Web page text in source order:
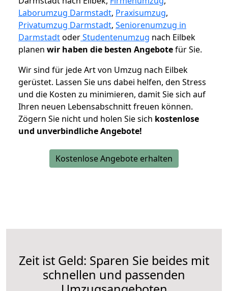
Laborumzug Darmstadt, Praxisumzug,
Privatumzug Darmstadt, Seniorenumzug in
DarmstadtoderStudentenumzug nach Eilbek
planen wir haben die besten Angebotefür Sie.
Wir sind für jede Art von Umzug nach Eilbek
gerüstet. Lassen Sie uns dabei helfen, den Stress
und die Kosten zu minimieren, damit Sie sich auf
Ihren neuen Lebensabschnitt freuen können.
Zögern Sie nicht und holen Sie sich kostenlose
und unverbindliche Angebote!
Kostenlose Angebote erhalten
Zeit ist Geld: Sparen Sie beides mit
schnellen und passenden